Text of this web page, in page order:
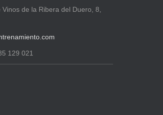
Vinos de la Ribera del Duero, 8,
129 021